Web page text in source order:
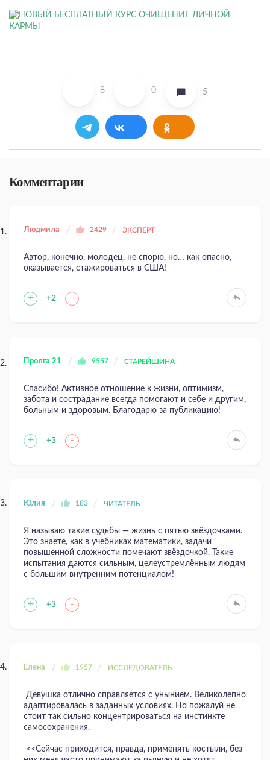
8 0 5
Комментарии
Людмила 2429 ЭКСПЕРТ
Автор, конечно, молодец, не спорю, но… как опасно,
оказывается, стажироваться в США!
+ +2 -
Пролга 21 9557 СТАРЕЙШИНА
Спасибо! Активное отношение к жизни, оптимизм,
забота и сострадание всегда помогают и себе и другим,
больным и здоровым. Благодарю за публикацию!
+ +3 -
Юлия 183 ЧИТАТЕЛЬ
Я называю такие судьбы — жизнь с пятью звёздочками.
Это знаете, как в учебниках математики, задачи
повышенной сложности помечают звёздочкой. Такие
испытания даются сильным, целеустремлённым людям
с большим внутренним потенциалом!
+ +3 -
Елена 1957 ИССЛЕДОВАТЕЛЬ
Девушка отлично справляется с унынием. Великолепно
адаптировалась в заданных условиях. Но пожалуй не
стоит так сильно концентрироваться на инстинкте
самосохранения.
<<Сейчас приходится, правда, применять костыли, без